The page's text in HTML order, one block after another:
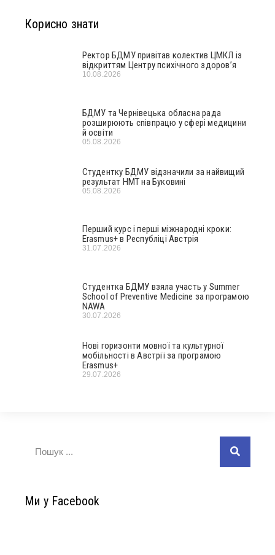
Корисно знати
Ректор БДМУ привітав колектив ЦМКЛ із
відкриттям Центру психічного здоров’я
10.08.2026
БДМУ та Чернівецька обласна рада
розширюють співпрацю у сфері медицини
й освіти
05.08.2026
Студентку БДМУ відзначили за найвищий
результат НМТ на Буковині
05.08.2026
Перший курс і перші міжнародні кроки:
Erasmus+ в Республіці Австрія
31.07.2026
Студентка БДМУ взяла участь у Summer
School of Preventive Medicine за програмою
NAWA
30.07.2026
Нові горизонти мовної та культурної
мобільності в Австрії за програмою
Erasmus+
29.07.2026
Ми у Facebook